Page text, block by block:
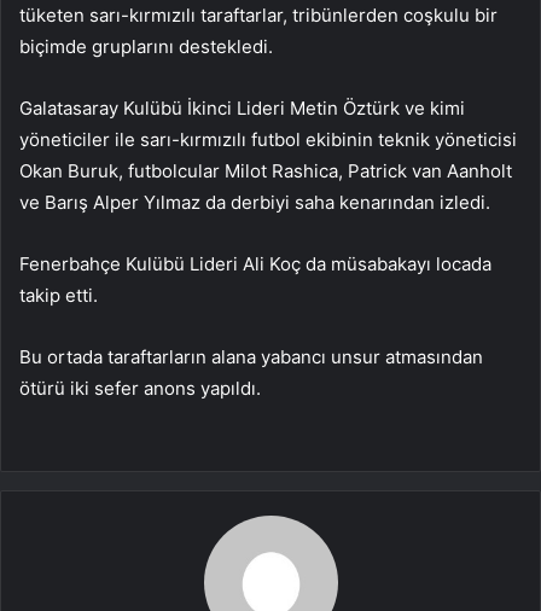
tüketen sarı-kırmızılı taraftarlar, tribünlerden coşkulu bir
biçimde gruplarını destekledi.
Galatasaray Kulübü İkinci Lideri Metin Öztürk ve kimi
yöneticiler ile sarı-kırmızılı futbol ekibinin teknik yöneticisi
Okan Buruk, futbolcular Milot Rashica, Patrick van Aanholt
ve Barış Alper Yılmaz da derbiyi saha kenarından izledi.
Fenerbahçe Kulübü Lideri Ali Koç da müsabakayı locada
takip etti.
Bu ortada taraftarların alana yabancı unsur atmasından
ötürü iki sefer anons yapıldı.